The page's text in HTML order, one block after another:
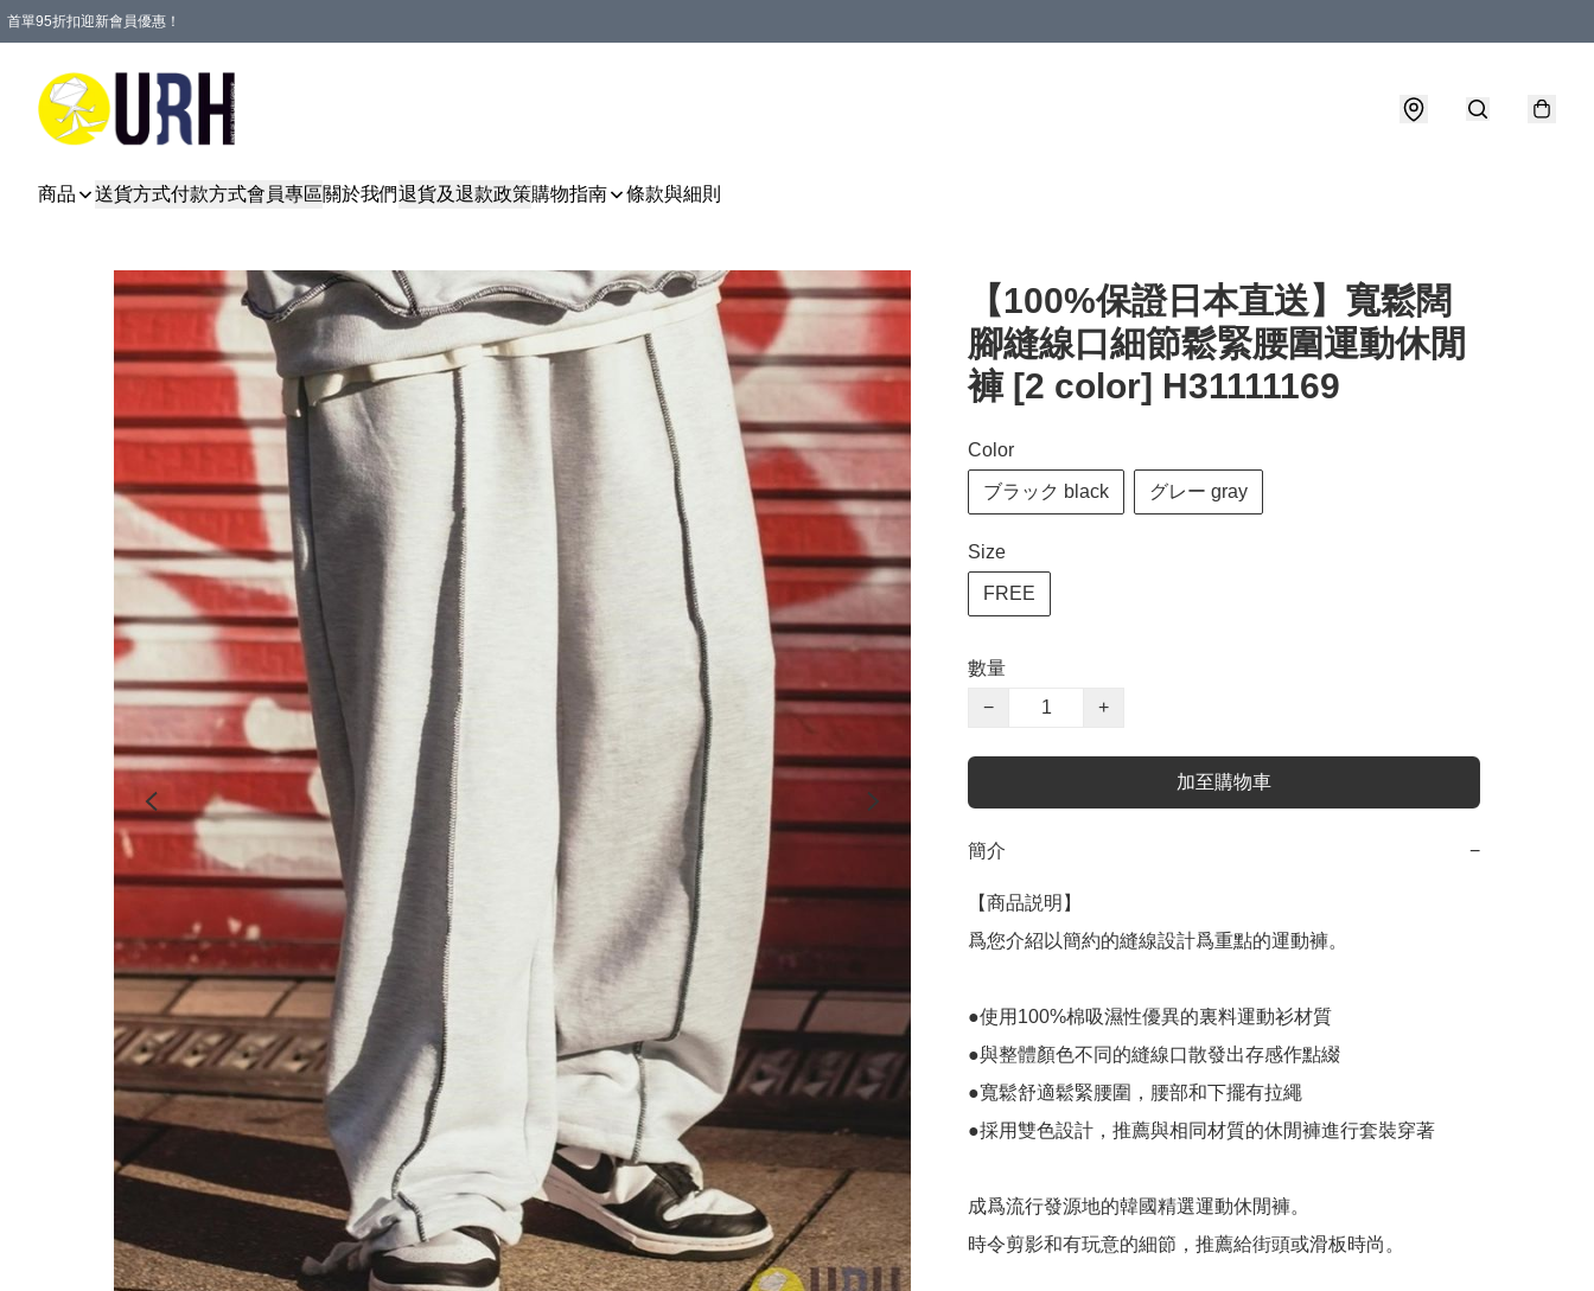
首單95折扣迎新會員優惠！
商品 送貨方式付款方式會員專區關於我們退貨及退款政策購物指南 條款與細則
【100%保證日本直送】寬鬆闊
腳縫線口細節鬆緊腰圍運動休閒
褲 [2 color] H31111169
Color
ブラック black グレー gray
Size
FREE
數量
−
+
加至購物車
簡介 −
【商品説明】
爲您介紹以簡約的縫線設計爲重點的運動褲。
●使用100%棉吸濕性優異的裏料運動衫材質
●與整體顏色不同的縫線口散發出存感作點綴
●寬鬆舒適鬆緊腰圍，腰部和下擺有拉繩
●採用雙色設計，推薦與相同材質的休閒褲進行套裝穿著
成爲流行發源地的韓國精選運動休閒褲。
時令剪影和有玩意的細節，推薦給街頭或滑板時尚。